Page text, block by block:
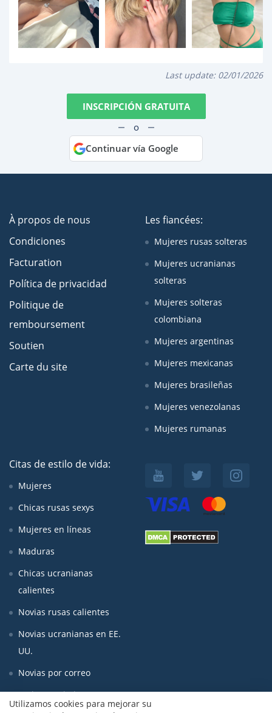
Last update: 02/01/2026
INSCRIPCIÓN GRATUITA
o
Continuar vía Google
À propos de nous
Condiciones
Facturation
Política de privacidad
Politique de
remboursement
Soutien
Carte du site
Les fiancées:
Mujeres rusas solteras
Mujeres ucranianas
solteras
Mujeres solteras
colombiana
Mujeres argentinas
Mujeres mexicanas
Mujeres brasileñas
Mujeres venezolanas
Mujeres rumanas
Citas de estilo de vida:
Mujeres
Chicas rusas sexys
Mujeres en líneas
Maduras
Chicas ucranianas
calientes
Novias rusas calientes
Novias ucranianas en EE.
UU.
Novias por correo
Mujeres asiaticas
Utilizamos cookies para mejorar su